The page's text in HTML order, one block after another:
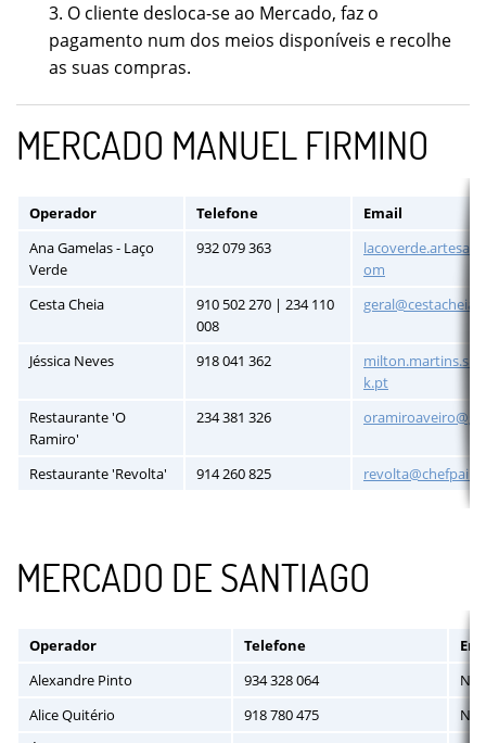
3. O cliente desloca-se ao Mercado, faz o
pagamento num dos meios disponíveis e recolhe
as suas compras.
MERCADO MANUEL FIRMINO
Operador Telefone
Email
Ana Gamelas - Laço
Verde
932 079 363
om
Cesta Cheia
910 502 270 | 234 110
008
Jéssica Neves 918 041 362
k.pt
Restaurante 'O
Ramiro'
234 381 326
Restaurante 'Revolta' 914 260 825 revolta@chefpai.pt
MERCADO DE SANTIAGO
Operador Telefone
Alexandre Pinto
934 328 064
N/A
Alice Quitério
918 780 475
N/A